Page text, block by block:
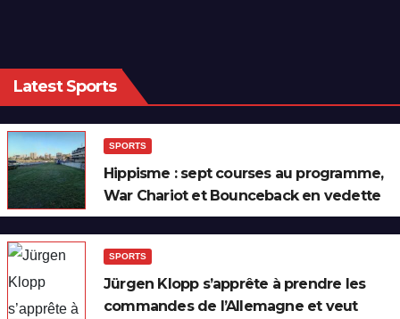
Latest Sports
SPORTS
Hippisme : sept courses au programme,
War Chariot et Bounceback en vedette
SPORTS
Jürgen Klopp s’apprête à prendre les
commandes de l’Allemagne et veut